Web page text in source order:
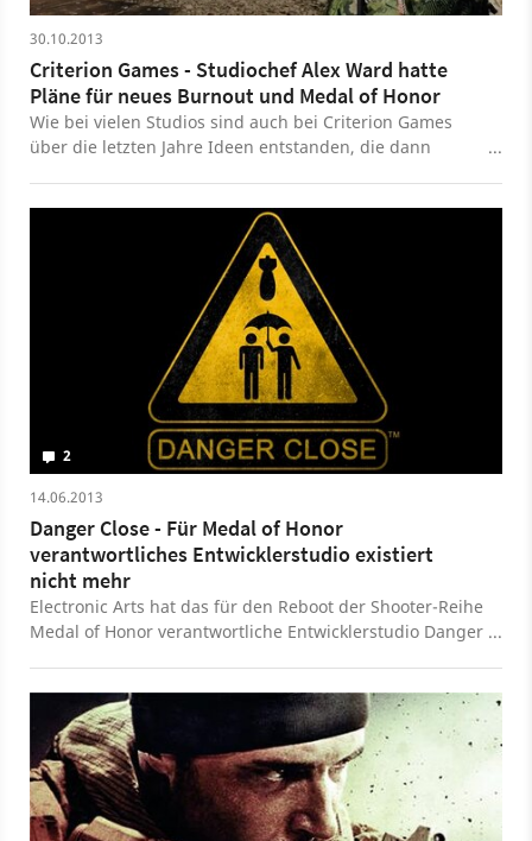
30.10.2013
Criterion Games - Studiochef Alex Ward hatte
Pläne für neues Burnout und Medal of Honor
Wie bei vielen Studios sind auch bei Criterion Games
über die letzten Jahre Ideen entstanden, die dann
Allerdings war Studiochef Alex Ward auch am Medal of
Honor-Franchise interessiert und arbeitete dafür sogar
2
14.06.2013
Danger Close - Für Medal of Honor
verantwortliches Entwicklerstudio existiert
nicht mehr
Electronic Arts hat das für den Reboot der Shooter-Reihe
Medal of Honor verantwortliche Entwicklerstudio Danger